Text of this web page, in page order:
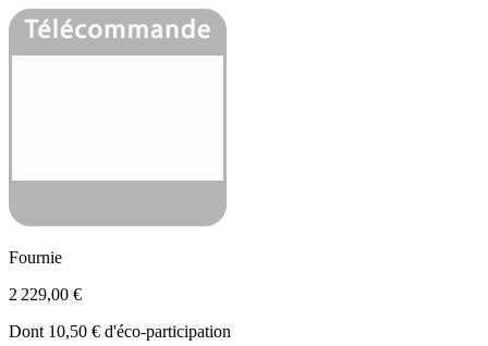
Fournie
2 229,00 €
Dont 10,50 € d'éco-participation